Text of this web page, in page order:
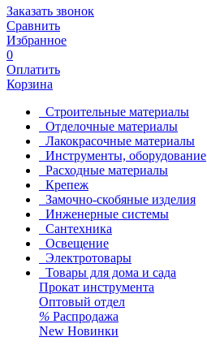
Заказать звонок
Сравнить
Избранное
0
Оплатить
Корзина
Строительные материалы
Отделочные материалы
Лакокрасочные материалы
Инструменты, оборудование
Расходные материалы
Крепеж
Замочно-скобяные изделия
Инженерные системы
Сантехника
Освещение
Электротовары
Товары для дома и сада
Прокат инструмента
Оптовый отдел
% Распродажа
New Новинки